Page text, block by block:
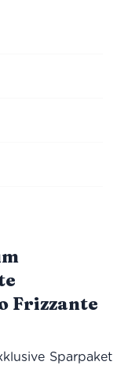
Frizzante
Sparpaket